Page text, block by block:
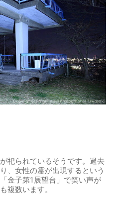
祀られているそうです。過去
、女性の霊が出現するという
金子第1展望台」で笑い声が
複数います。